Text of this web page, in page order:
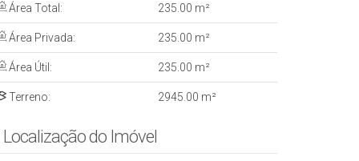
Área Total: 235 .00 m²
Área Privada: 235 .00 m²
Área Útil: 235 .00 m²
Terreno: 2945 .00 m²
Localização do Imóvel